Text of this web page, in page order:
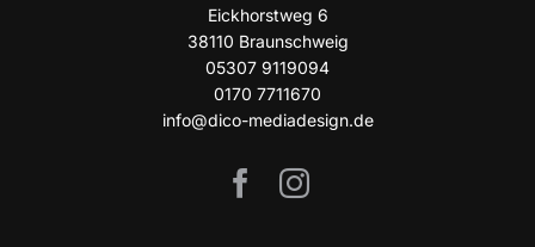
Eick­horst­weg 6
38110 Braun­schweig
05307 9119094
0170 7711670
info@dico-mediadesign.de